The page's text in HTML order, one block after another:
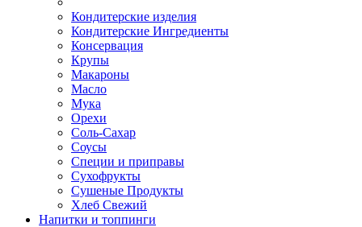
Кондитерские изделия
Кондитерские Ингредиенты
Консервация
Крупы
Макароны
Масло
Мука
Орехи
Соль-Сахар
Соусы
Специи и приправы
Сухофрукты
Сушеные Продукты
Хлеб Свежий
Напитки и топпинги